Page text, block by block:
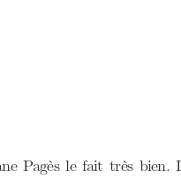
Pagès le fait très bien.